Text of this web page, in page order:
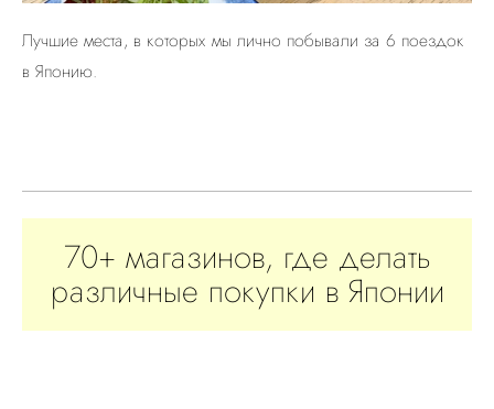
Лучшие места, в которых мы лично побывали за 6 поездок
в Японию.
70+ магазинов, где делать
различные покупки в Японии